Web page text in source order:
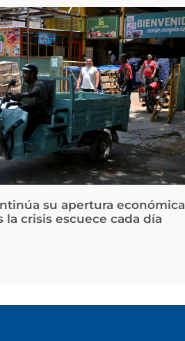
su apertura económica
la crisis escuece cada día